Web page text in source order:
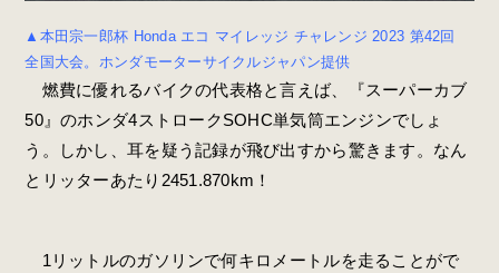
▲本田宗一郎杯 Honda エコ マイレッジ チャレンジ 2023 第42回
全国大会。ホンダモーターサイクルジャパン提供
燃費に優れるバイクの代表格と言えば、『スーパーカブ
50』のホンダ4ストロークSOHC単気筒エンジンでしょ
う。しかし、耳を疑う記録が飛び出すから驚きます。なん
とリッターあたり2451.870km！
1リットルのガソリンで何キロメートルを走ることがで